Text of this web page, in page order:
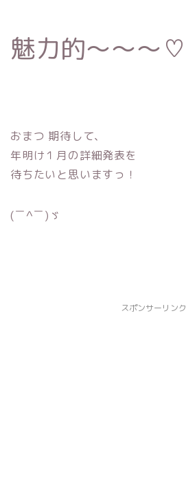
魅力的〜〜〜♡
おまつ 期待して、
年明け１月の詳細発表を
待ちたいと思いますっ！
(￣^￣)ゞ
スポンサーリンク